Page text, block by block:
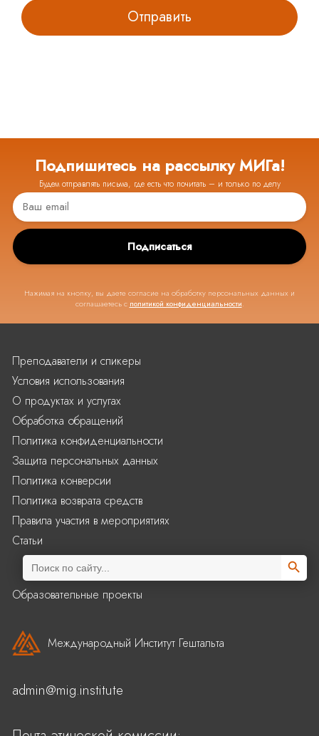
Подпишитесь на рассылку МИГа!
Будем отправлять письма, где есть что почитать – и только по делу
Подписаться
Нажимая на кнопку, вы даете согласие на обработку персональных данных и
соглашаетесь с политикой конфиденциальности.
Образовательные проекты
Преподаватели и спикеры
Условия использования
О продуктах и услугах
Обработка обращений
Политика конфиденциальности
Защита персональных данных
Политика конверсии
Политика возврата средств
Правила участия в мероприятиях
Статьи
Search
for:
Search
Международный Институт Гештальта
admin@mig.institute